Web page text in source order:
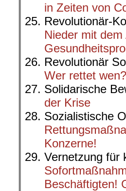
in Zeiten von
Revolutionär-
Nieder mit
Revolutionär
Wer rettet wen?
Solidarische
der Krise
Sozialistische
Konzerne!
Vernetzung
Beschäftigten!